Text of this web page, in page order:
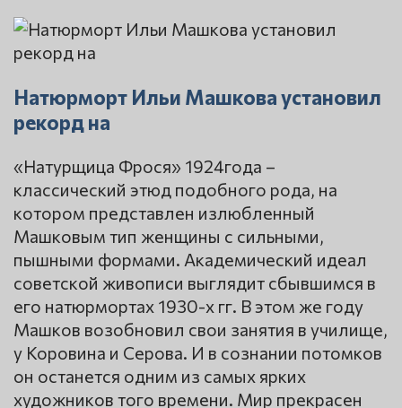
Натюрморт Ильи Машкова установил
рекорд на
«Натурщица Фрося» 1924года –
классический этюд подобного рода, на
котором представлен излюбленный
Машковым тип женщины с сильными,
пышными формами. Академический идеал
советской живописи выглядит сбывшимся в
его натюрмортах 1930-х гг. В этом же году
Машков возобновил свои занятия в училище,
у Коровина и Серова. И в сознании потомков
он останется одним из самых ярких
художников того времени. Мир прекрасен